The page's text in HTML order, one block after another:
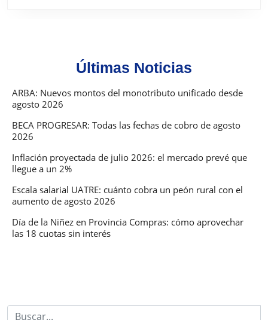
Últimas Noticias
ARBA: Nuevos montos del monotributo unificado desde
agosto 2026
BECA PROGRESAR: Todas las fechas de cobro de agosto
2026
Inflación proyectada de julio 2026: el mercado prevé que
llegue a un 2%
Escala salarial UATRE: cuánto cobra un peón rural con el
aumento de agosto 2026
Día de la Niñez en Provincia Compras: cómo aprovechar
las 18 cuotas sin interés